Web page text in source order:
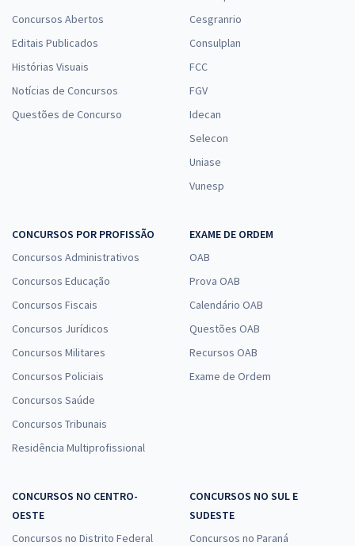
Concursos Abertos
Editais Publicados
Histórias Visuais
Notícias de Concursos
Questões de Concurso
Cesgranrio
Consulplan
FCC
FGV
Idecan
Selecon
Uniase
Vunesp
CONCURSOS POR PROFISSÃO
Concursos Administrativos
Concursos Educação
Concursos Fiscais
Concursos Jurídicos
Concursos Militares
Concursos Policiais
Concursos Saúde
Concursos Tribunais
Residência Multiprofissional
EXAME DE ORDEM
OAB
Prova OAB
Calendário OAB
Questões OAB
Recursos OAB
Exame de Ordem
CONCURSOS NO CENTRO-
OESTE
Concursos no Distrito Federal
CONCURSOS NO SUL E
SUDESTE
Concursos no Paraná